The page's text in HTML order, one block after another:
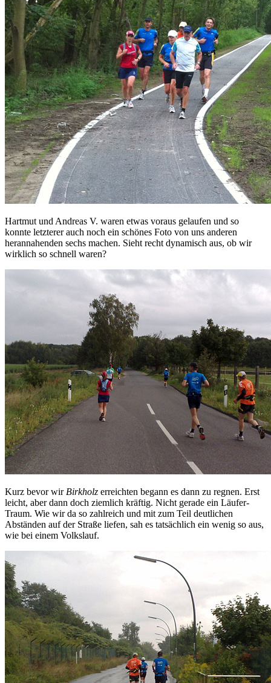
Hartmut und Andreas V. waren etwas voraus gelaufen und so
konnte letzterer auch noch ein schönes Foto von uns anderen
herannahenden sechs machen. Sieht recht dynamisch aus, ob wir
wirklich so schnell waren?
Kurz bevor wir Birkholz erreichten begann es dann zu regnen. Erst
leicht, aber dann doch ziemlich kräftig. Nicht gerade ein Läufer-
Traum. Wie wir da so zahlreich und mit zum Teil deutlichen
Abständen auf der Straße liefen, sah es tatsächlich ein wenig so aus,
wie bei einem Volkslauf.